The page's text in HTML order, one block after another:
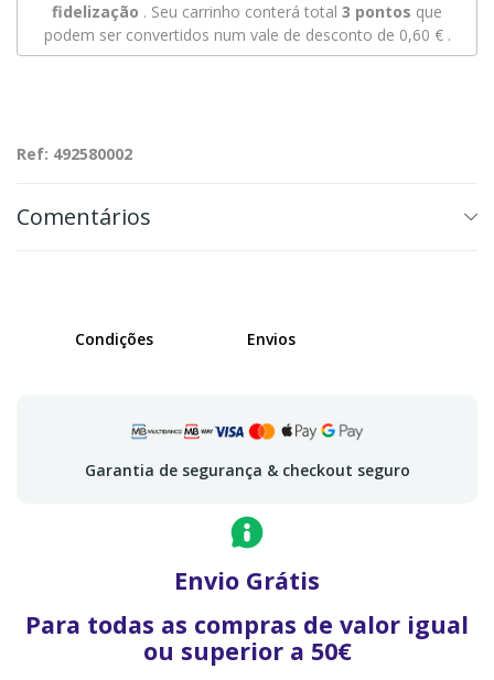
fidelização . Seu carrinho conterá total 3 pontos que
podem ser convertidos num vale de desconto de 0,60 €.
Ref: 492580002
Comentários
Condições Envios
Garantia de segurança & checkout seguro
Envio Grátis
Para todas as compras de valor igual
ou superior a 50€